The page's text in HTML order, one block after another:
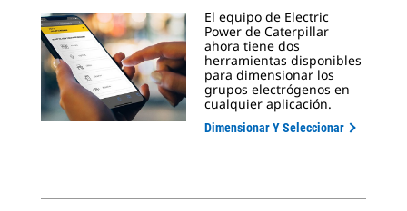
El equipo de Electric
Power de Caterpillar
ahora tiene dos
herramientas disponibles
para dimensionar los
grupos electrógenos en
cualquier aplicación.
Dimensionar Y Seleccionar